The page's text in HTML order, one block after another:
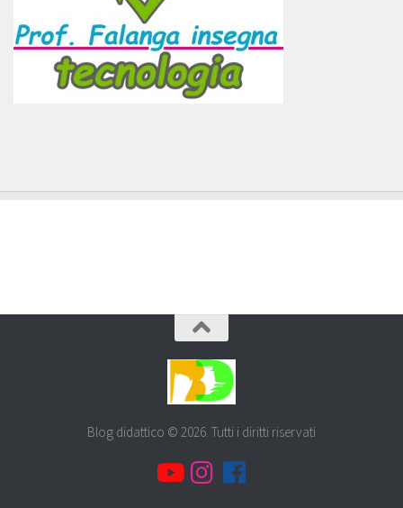
Blog didattico © 2026. Tutti i diritti riservati